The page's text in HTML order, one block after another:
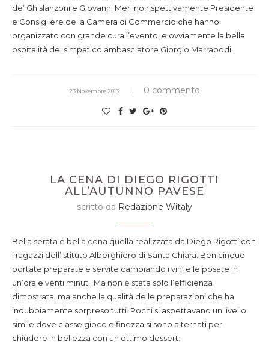
de’ Ghislanzoni e Giovanni Merlino rispettivamente Presidente
e Consigliere della Camera di Commercio che hanno
organizzato con grande cura l’evento, e ovviamente la bella
ospitalità del simpatico ambasciatore Giorgio Marrapodi.
23 Novembre 2013 0 commento
LA CENA DI DIEGO RIGOTTI
ALL’AUTUNNO PAVESE
scritto da Redazione Witaly
Bella serata e bella cena quella realizzata da Diego Rigotti con
i ragazzi dell’Istituto Alberghiero di Santa Chiara. Ben cinque
portate preparate e servite cambiando i vini e le posate in
un’ora e venti minuti. Ma non è stata solo l’efficienza
dimostrata, ma anche la qualità delle preparazioni che ha
indubbiamente sorpreso tutti. Pochi si aspettavano un livello
simile dove classe gioco e finezza si sono alternati per
chiudere in bellezza con un ottimo dessert.